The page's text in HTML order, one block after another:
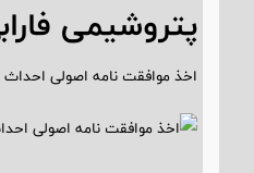
پتروشیمی
اخذ موافقت نامه اصولی احداث